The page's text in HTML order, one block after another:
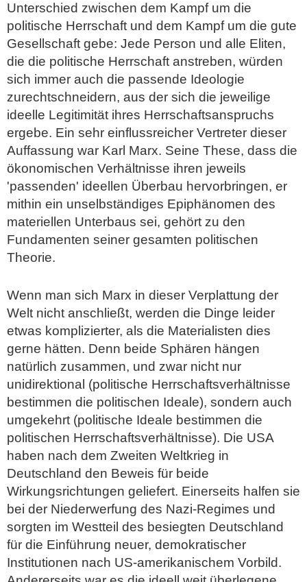
Unterschied zwischen dem Kampf um die
politische Herrschaft und dem Kampf um die gute
Gesellschaft gebe: Jede Person und alle Eliten,
die die politische Herrschaft anstreben, würden
sich immer auch die passende Ideologie
zurechtschneidern, aus der sich die jeweilige
ideelle Legitimität ihres Herrschaftsanspruchs
ergebe. Ein sehr einflussreicher Vertreter dieser
Auffassung war Karl Marx. Seine These, dass die
ökonomischen Verhältnisse ihren jeweils
'passenden' ideellen Überbau hervorbringen, er
mithin ein unselbständiges Epiphänomen des
materiellen Unterbaus sei, gehört zu den
Fundamenten seiner gesamten politischen
Theorie.
Wenn man sich Marx in dieser Verplattung der
Welt nicht anschließt, werden die Dinge leider
etwas komplizierter, als die Materialisten dies
gerne hätten. Denn beide Sphären hängen
natürlich zusammen, und zwar nicht nur
unidirektional (politische Herrschaftsverhältnisse
bestimmen die politischen Ideale), sondern auch
umgekehrt (politische Ideale bestimmen die
politischen Herrschaftsverhältnisse). Die USA
haben nach dem Zweiten Weltkrieg in
Deutschland den Beweis für beide
Wirkungsrichtungen geliefert. Einerseits halfen sie
bei der Niederwerfung des Nazi-Regimes und
sorgten im Westteil des besiegten Deutschland
für die Einführung neuer, demokratischer
Institutionen nach US-amerikanischem Vorbild.